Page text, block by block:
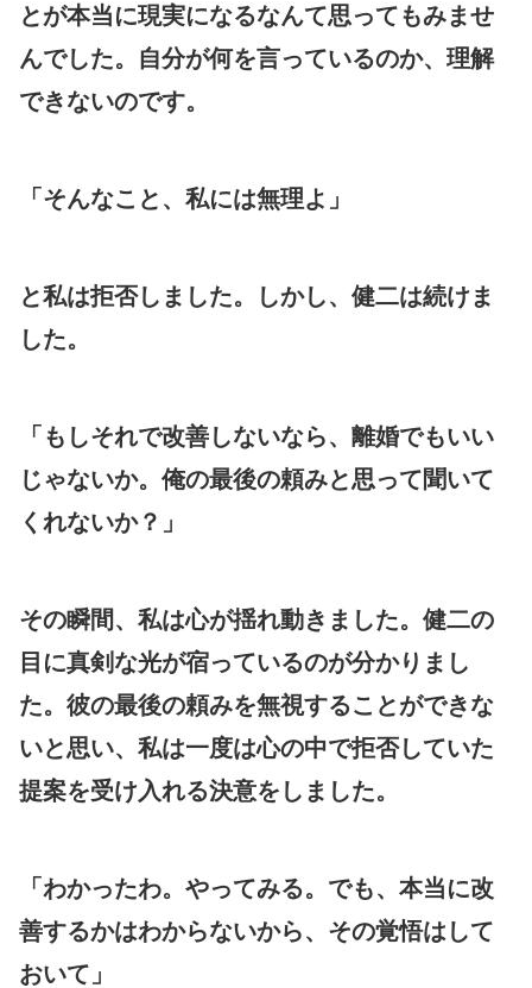
とが本当に現実になるなんて思ってもみませ
んでした。自分が何を言っているのか、理解
できないのです。
「そんなこと、私には無理よ」
と私は拒否しました。しかし、健二は続けま
した。
「もしそれで改善しないなら、離婚でもいい
じゃないか。俺の最後の頼みと思って聞いて
くれないか？」
その瞬間、私は心が揺れ動きました。健二の
目に真剣な光が宿っているのが分かりまし
た。彼の最後の頼みを無視することができな
いと思い、私は一度は心の中で拒否していた
提案を受け入れる決意をしました。
「わかったわ。やってみる。でも、本当に改
善するかはわからないから、その覚悟はして
おいて」